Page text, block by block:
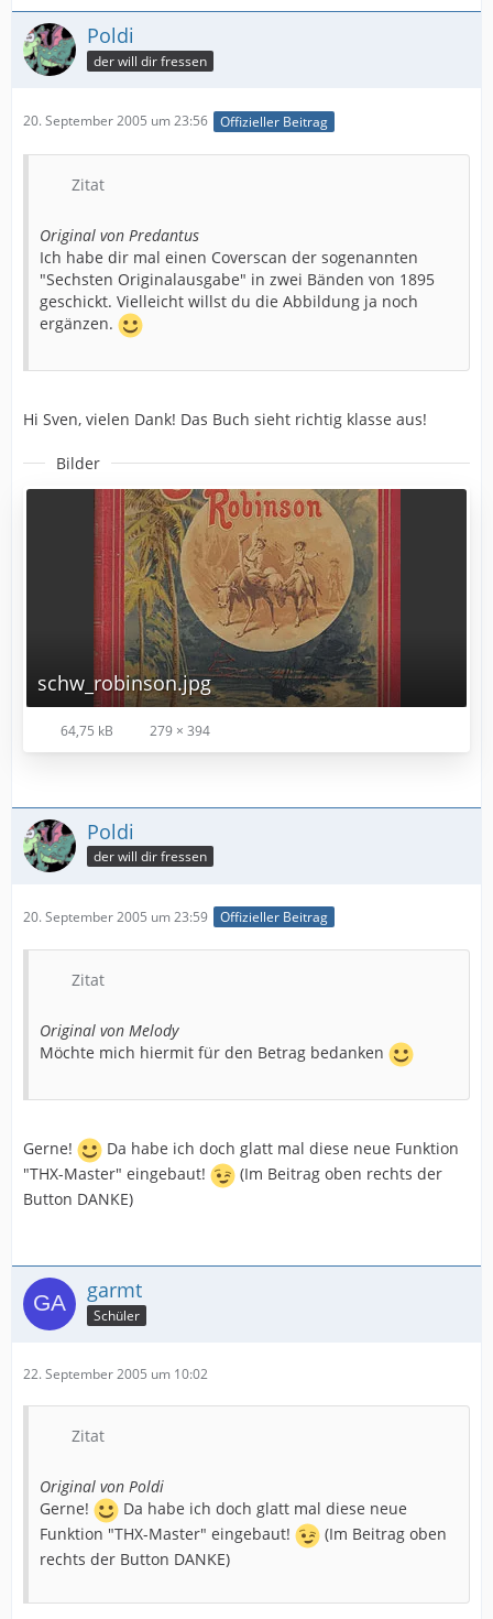
Poldi
der will dir fressen
20. September 2005 um 23:56 Offizieller Beitrag
Zitat
Original von Predantus
Ich habe dir mal einen Coverscan der sogenannten
"Sechsten Originalausgabe" in zwei Bänden von 1895
geschickt. Vielleicht willst du die Abbildung ja noch
ergänzen.
Hi Sven, vielen Dank! Das Buch sieht richtig klasse aus!
Bilder
schw_robinson.jpg
64,75 kB 279 × 394
Poldi
der will dir fressen
20. September 2005 um 23:59 Offizieller Beitrag
Zitat
Original von Melody
Möchte mich hiermit für den Betrag bedanken
Gerne!
Da habe ich doch glatt mal diese neue Funktion
"THX-Master" eingebaut!
(Im Beitrag oben rechts der
Button DANKE)
garmt
Schüler
22. September 2005 um 10:02
Zitat
Original von Poldi
Gerne!
Da habe ich doch glatt mal diese neue
Funktion "THX-Master" eingebaut!
(Im Beitrag oben
rechts der Button DANKE)